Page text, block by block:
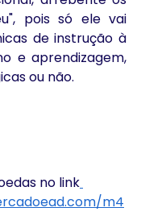
pois só ele vai
de instrução à
e aprendizagem,
ou não.
no link
m4